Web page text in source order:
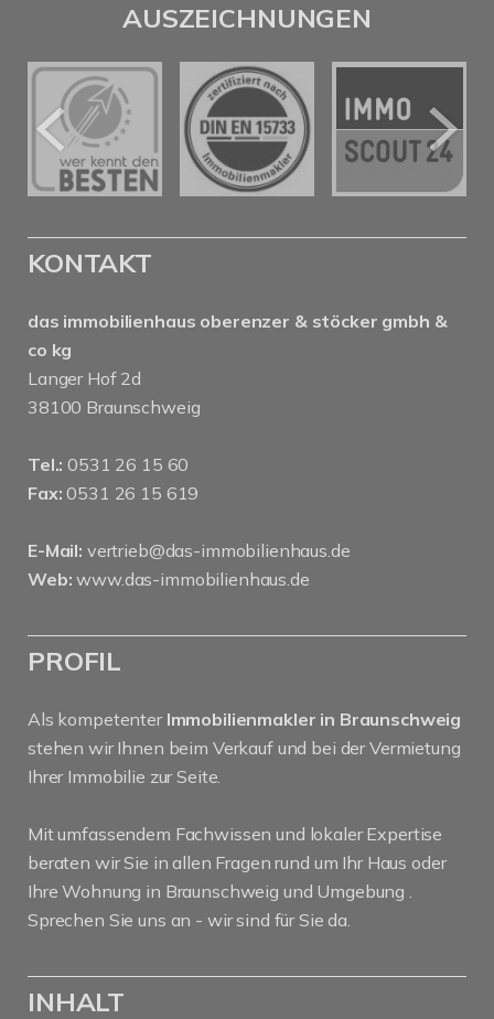
AUSZEICHNUNGEN
KONTAKT
das immobilienhaus oberenzer & stöcker gmbh &
co kg
Langer Hof 2d
38100 Braunschweig
Tel.: 0531 26 15 60
Fax: 0531 26 15 619
E-Mail: vertrieb@das-immobilienhaus.de
Web: www.das-immobilienhaus.de
PROFIL
Als kompetenter Immobilienmakler in Braunschweig
stehen wir Ihnen beim Verkauf und bei der Vermietung
Ihrer Immobilie zur Seite.
Mit umfassendem Fachwissen und lokaler Expertise
beraten wir Sie in allen Fragen rund um Ihr Haus oder
Ihre Wohnung in Braunschweig und Umgebung .
Sprechen Sie uns an - wir sind für Sie da.
INHALT